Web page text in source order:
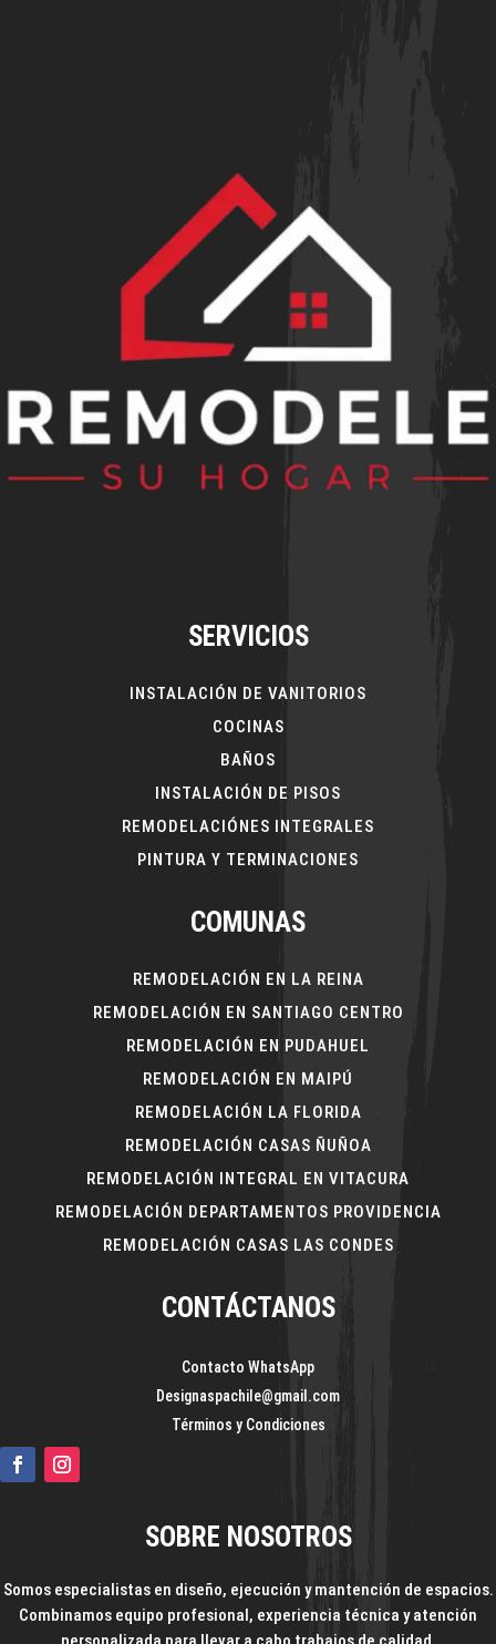
SERVICIOS
INSTALACIÓN DE VANITORIOS
COCINAS
BAÑOS
INSTALACIÓN DE PISOS
REMODELACIÓNES INTEGRALES
PINTURA Y TERMINACIONES
COMUNAS
REMODELACIÓN EN LA REINA
REMODELACIÓN EN SANTIAGO CENTRO
REMODELACIÓN EN PUDAHUEL
REMODELACIÓN EN MAIPÚ
REMODELACIÓN LA FLORIDA
REMODELACIÓN CASAS ÑUÑOA
REMODELACIÓN INTEGRAL EN VITACURA
REMODELACIÓN DEPARTAMENTOS PROVIDENCIA
REMODELACIÓN CASAS LAS CONDES
CONTÁCTANOS
Contacto WhatsApp
Designaspachile@gmail.com
Términos y Condiciones
SOBRE NOSOTROS
Somos especialistas en diseño, ejecución y mantención de espacios.
Combinamos equipo profesional, experiencia técnica y atención